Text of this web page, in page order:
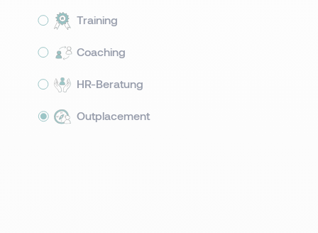
Training
Coaching
HR-Beratung
Outplacement